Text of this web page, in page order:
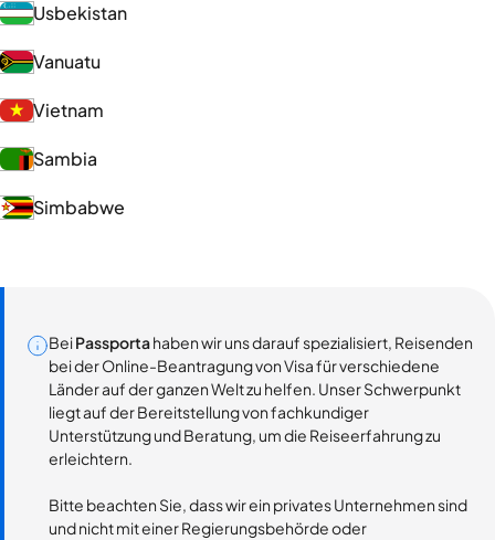
Usbekistan
Vanuatu
Vietnam
Sambia
Simbabwe
BeiPassportahaben wir uns darauf spezialisiert, Reisenden
bei der Online-Beantragung von Visa für verschiedene
Länder auf der ganzen Welt zu helfen. Unser Schwerpunkt
liegt auf der Bereitstellung von fachkundiger
Unterstützung und Beratung, um die Reiseerfahrung zu
erleichtern.
Bitte beachten Sie, dass wir ein privates Unternehmen sind
und nicht mit einer Regierungsbehörde oder